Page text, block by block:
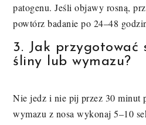
patogenu. Jeśli objawy rosną,
powtórz badanie po 24–48
3. Jak przygotować
śliny lub wymazu?
Nie jedz i nie pij przez 30 minut
wymazu z nosa wykonaj 5–10